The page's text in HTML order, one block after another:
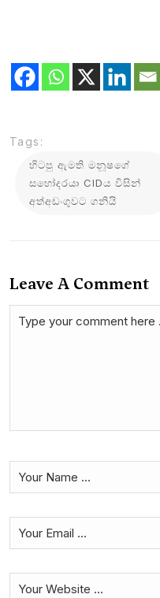
Tags:
හිටපු ඇමති මනූෂගේ
සහෝදරයා CIDය විසින්
අත්අඩංගුවට ගනියි
Leave A Comment